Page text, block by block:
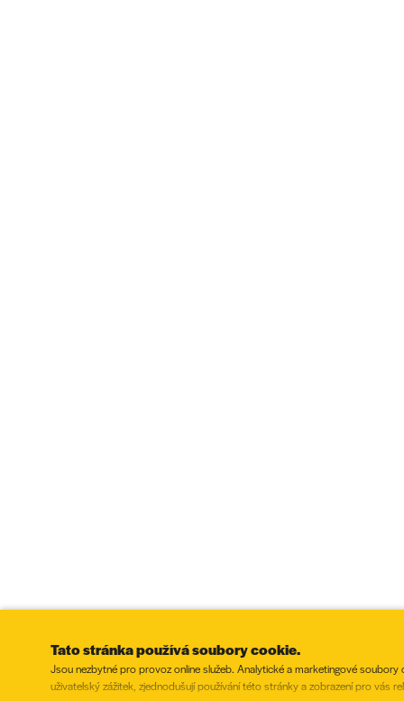
Tato stránka používá soubory cookie.
Jsou nezbytné pro provoz online služeb. Analytické a marketingové soubory
uživatelský zážitek, zjednodušují používání této stránky a zobrazení pro vás